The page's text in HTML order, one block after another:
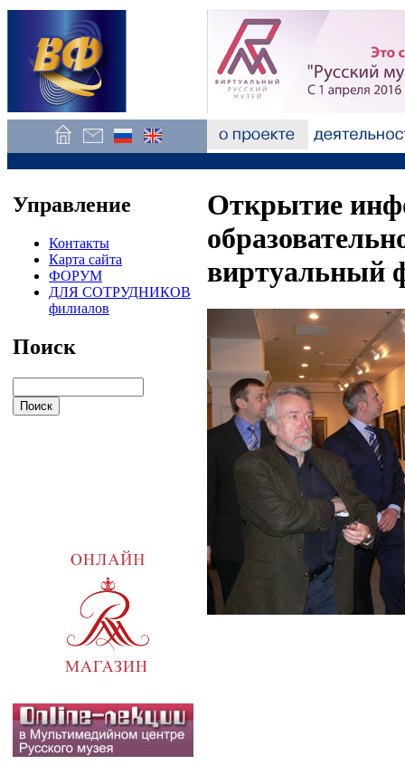
Управление
Контакты
Карта сайта
ФОРУМ
ДЛЯ СОТРУДНИКОВ
филиалов
Поиск
Открытие
виртуальный